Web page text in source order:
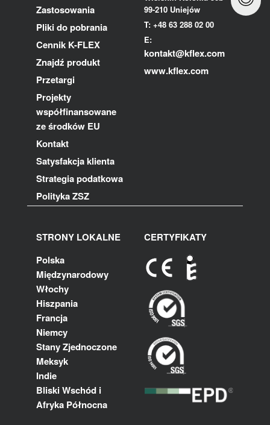
Zastosowania
Pliki do pobrania
Cennik K-FLEX
Znajdź produkt
Przetargi
Projekty
współfinansowane
ze środków EU
Kontakt
Satysfakcja klienta
Strategia podatkowa
Polityka ZSZ
99-210 Uniejów
T: +48 63 288 02 00
E:
kontakt@kflex.com
www.kflex.com
STRONY LOKALNE
Polska
Międzynarodowy
Włochy
Hiszpania
Francja
Niemcy
Stany Zjednoczone
Meksyk
Indie
Bliski Wschód i
Afryka Północna
CERTYFIKATY